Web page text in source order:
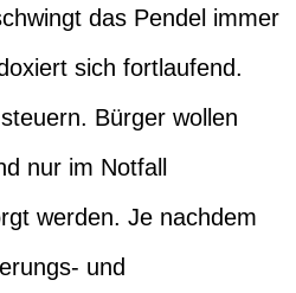
das Pendel immer
sich fortlaufend.
Bürger wollen
nur im Notfall
werden. Je nachdem
und